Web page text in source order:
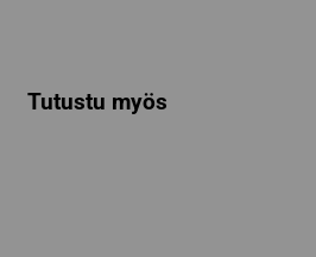
Tutustu myös